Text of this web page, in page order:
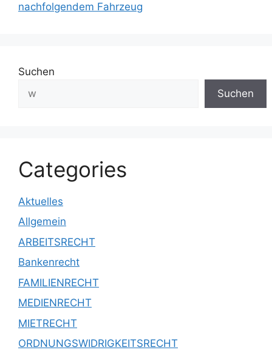
nachfolgendem Fahrzeug
Suchen
Suchen
Categories
Aktuelles
Allgemein
ARBEITSRECHT
Bankenrecht
FAMILIENRECHT
MEDIENRECHT
MIETRECHT
ORDNUNGSWIDRIGKEITSRECHT